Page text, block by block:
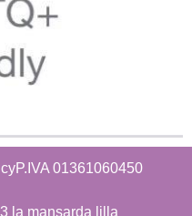
P.IVA 01361060450
la mansarda lilla